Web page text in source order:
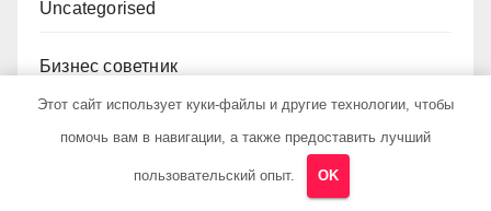
Uncategorised
Бизнес советник
Дача, участок
Этот сайт использует куки-файлы и другие технологии, чтобы
помочь вам в навигации, а также предоставить лучший
пользовательский опыт. OK